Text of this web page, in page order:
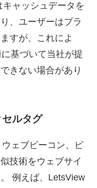
ャッシュデータを
、ユーザーはブラ
すが、これによ
基づいて当社が提
きない場合があり
ルタグ
ェブビーコン、ピ
技術をウェブサイ
例えば、LetsView